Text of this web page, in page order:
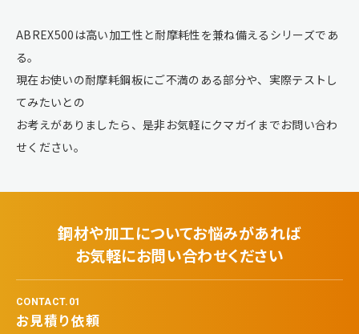
ABREX500は高い加工性と耐摩耗性を兼ね備えるシリーズであ
る。
現在お使いの耐摩耗鋼板にご不満のある部分や、実際テストし
てみたいとの
お考えがありましたら、是非お気軽にクマガイまでお問い合わ
せください。
鋼材や加工についてお悩みがあれば
お気軽にお問い合わせください
CONTACT.01
お見積り依頼